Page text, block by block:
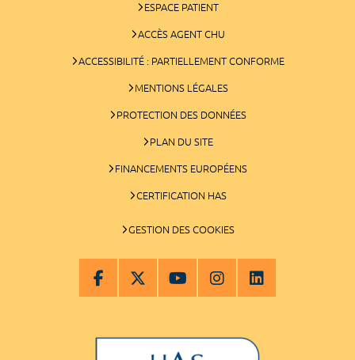
ESPACE PATIENT
ACCÈS AGENT CHU
ACCESSIBILITÉ : PARTIELLEMENT CONFORME
MENTIONS LÉGALES
PROTECTION DES DONNÉES
PLAN DU SITE
FINANCEMENTS EUROPÉENS
CERTIFICATION HAS
GESTION DES COOKIES